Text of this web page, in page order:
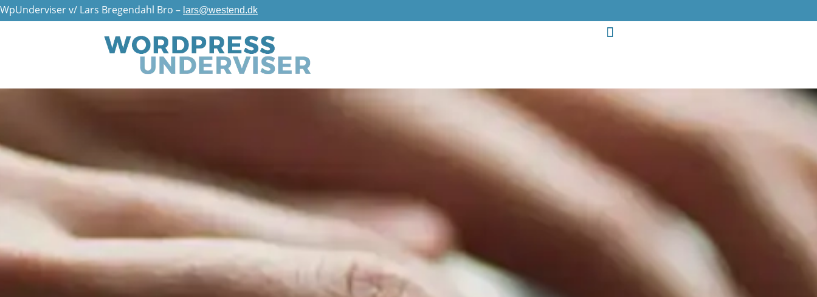
WpUnderviser v/ Lars Bregendahl Bro – lars@westend.dk